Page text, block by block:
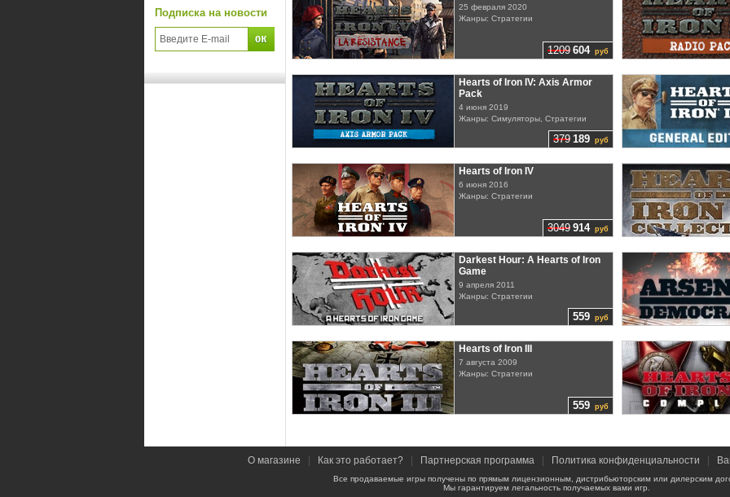
Подписка на новости
1209 604руб
25 февраля 2020
Жанры: Стратегии
379 189 руб
Hearts of Iron IV: Axis Armor
Pack
4 июня 2019
Жанры: Симуляторы, Стратегии
3049 914руб
Hearts of Iron IV
6 июня 2016
Жанры: Стратегии
559 руб
Darkest Hour: A Hearts of Iron
Game
9 апреля 2011
Жанры: Стратегии
559 руб
Hearts of Iron III
7 августа 2009
Жанры: Стратегии
О магазине Как это работает? Партнерская программа Политика конфиденциальности
Все продаваемые игры получены по прямым лицензионным, дистрибьюторским или дилерским
Мы гарантируем легальность получаемых вами игр.